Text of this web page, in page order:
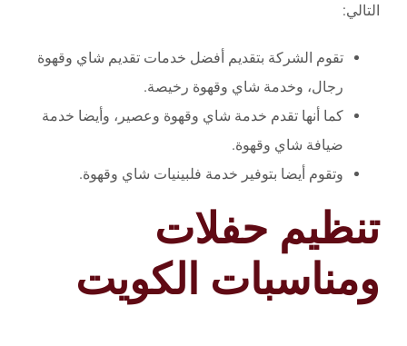
التالي:
تقوم الشركة بتقديم أفضل خدمات تقديم شاي وقهوة
رجال، وخدمة شاي وقهوة رخيصة.
كما أنها تقدم خدمة شاي وقهوة وعصير، وأيضا خدمة
ضيافة شاي وقهوة.
وتقوم أيضا بتوفير خدمة فلبينيات شاي وقهوة.
تنظيم حفلات
ومناسبات الكويت